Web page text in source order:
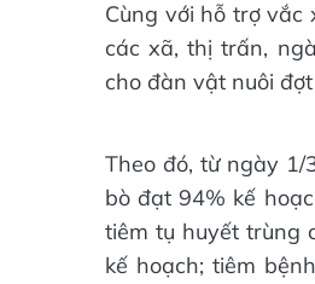
Cùng với hỗ trợ vắc
các xã, thị trấn,
cho đàn vật nuôi
Theo đó, từ ngày
bò đạt 94% kế
tiêm tụ huyết trùng
kế hoạch; tiêm